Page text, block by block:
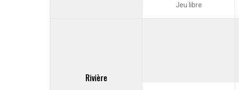
Jeu libre
Rivière